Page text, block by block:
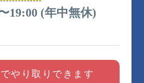
19:00 (年中無休)
やり取りできます